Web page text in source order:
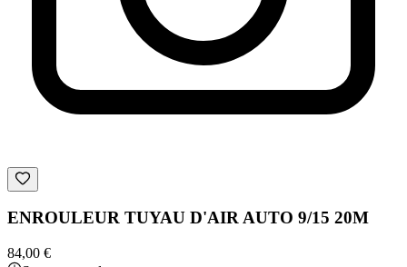
ENROULEUR TUYAU D'AIR AUTO 9/15 20M
84,00 €